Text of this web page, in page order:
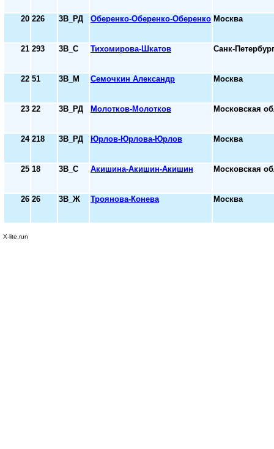
20 226 3В_РД Оберенко-Оберенко-Оберенко Москва
21 293 3В_С Тихомирова-Шкатов Санк-
22 51 3В_М Семочкин Александр Москва
23 22 3В_РД Молотков-Молотков Московская
24 218 3В_РД Юрлов-Юрлова-Юрлов Москва
25 18 3В_С Акишина-Акишин-Акишин Московская
26 26 3В_Ж Троянова-Конева Москва
X-lite.run